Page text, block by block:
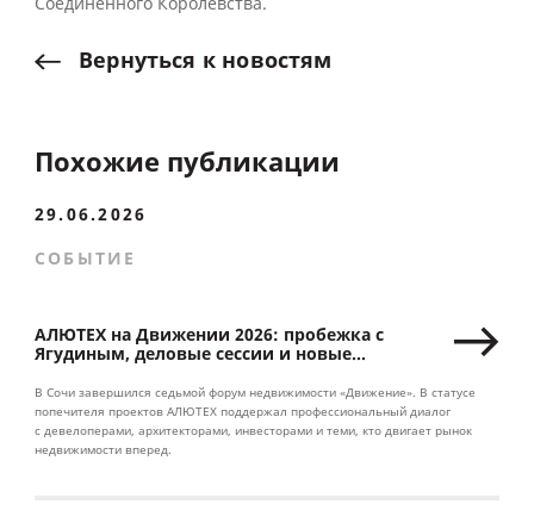
Вернуться к новостям
Похожие публикации
29.06.2026
СОБЫТИЕ
АЛЮТЕХ на Движении 2026: пробежка с
Ягудиным, деловые сессии и новые
В Сочи завершился седьмой форум недвижимости «Движение». В статусе
попечителя проектов АЛЮТЕХ поддержал профессиональный диалог
с девелоперами, архитекторами, инвесторами и теми, кто двигает рынок
недвижимости вперед.